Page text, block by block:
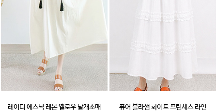
레이디 에스닉 레몬 옐로우 날개소매
퓨어 블라썸 화이트 프린세스 라인